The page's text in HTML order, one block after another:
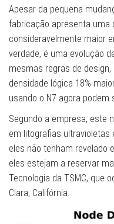
Apesar da pequena
fabricação apresenta uma
consideravelmente maior
verdade, é uma evolução
mesmas regras de
densidade lógica 18%
usando o N7 agora podem
Segundo a empresa, este
em litografias ultravioletas
eles não tenham revelado
eles estejam a reservar
Tecnologia da TSMC, que
Clara, Califórnia.